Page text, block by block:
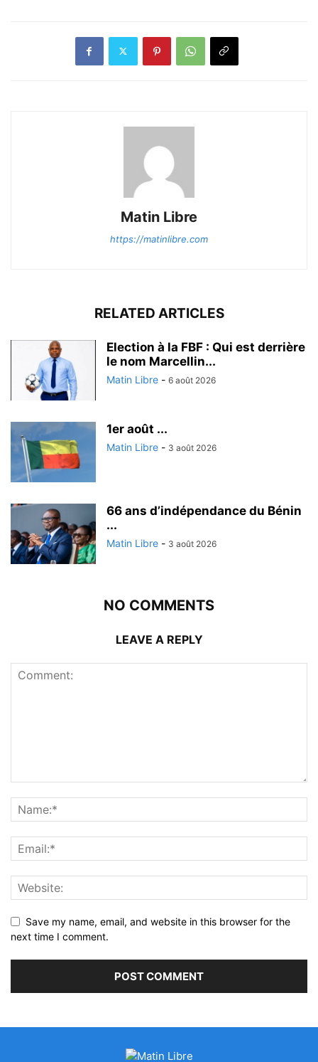
Matin Libre
https://matinlibre.com
RELATED ARTICLES
Election à la FBF : Qui est derrière
le nom Marcellin...
Matin Libre - 6 août 2026
1er août ...
Matin Libre - 3 août 2026
66 ans d’indépendance du Bénin
...
Matin Libre - 3 août 2026
NO COMMENTS
LEAVE A REPLY
Save my name, email, and website in this browser for the
next time I comment.